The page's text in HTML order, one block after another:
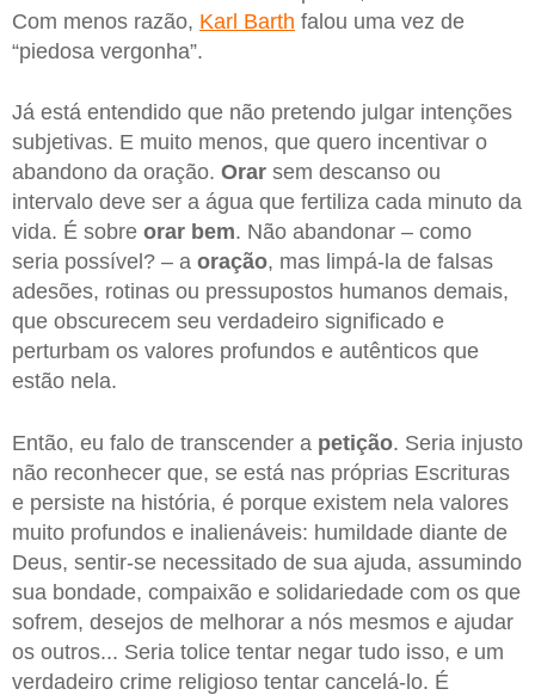
Com menos razão, Karl Barth falou uma vez de
“piedosa vergonha”.
Já está entendido que não pretendo julgar intenções
subjetivas. E muito menos, que quero incentivar o
abandono da oração. Orar sem descanso ou
intervalo deve ser a água que fertiliza cada minuto da
vida. É sobre orar bem. Não abandonar – como
seria possível? – a oração, mas limpá-la de falsas
adesões, rotinas ou pressupostos humanos demais,
que obscurecem seu verdadeiro significado e
perturbam os valores profundos e autênticos que
estão nela.
Então, eu falo de transcender a petição. Seria injusto
não reconhecer que, se está nas próprias Escrituras
e persiste na história, é porque existem nela valores
muito profundos e inalienáveis: humildade diante de
Deus, sentir-se necessitado de sua ajuda, assumindo
sua bondade, compaixão e solidariedade com os que
sofrem, desejos de melhorar a nós mesmos e ajudar
os outros... Seria tolice tentar negar tudo isso, e um
verdadeiro crime religioso tentar cancelá-lo. É